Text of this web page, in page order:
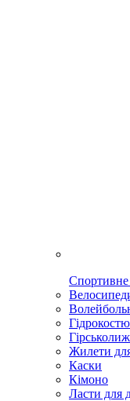
Жилети
Каски
Кімоно
Ласти для